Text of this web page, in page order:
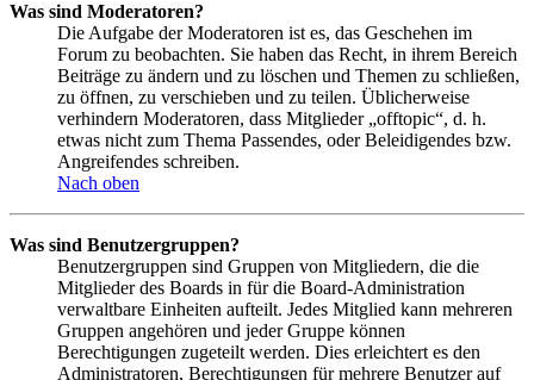
Was sind Moderatoren?
Die Aufgabe der Moderatoren ist es, das Geschehen im
Forum zu beobachten. Sie haben das Recht, in ihrem Bereich
Beiträge zu ändern und zu löschen und Themen zu schließen,
zu öffnen, zu verschieben und zu teilen. Üblicherweise
verhindern Moderatoren, dass Mitglieder „offtopic“, d. h.
etwas nicht zum Thema Passendes, oder Beleidigendes bzw.
Angreifendes schreiben.
Nach oben
Was sind Benutzergruppen?
Benutzergruppen sind Gruppen von Mitgliedern, die die
Mitglieder des Boards in für die Board-Administration
verwaltbare Einheiten aufteilt. Jedes Mitglied kann mehreren
Gruppen angehören und jeder Gruppe können
Berechtigungen zugeteilt werden. Dies erleichtert es den
Administratoren, Berechtigungen für mehrere Benutzer auf